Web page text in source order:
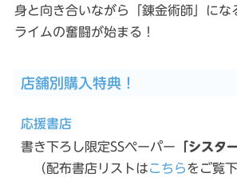
身と向き合いながら「錬金術師」にな
ライムの奮闘が始まる！
店舗別購入特典！
応援書店
書き下ろし限定SSペーパー 「シスタ
（配布書店リストはこちら をご覧